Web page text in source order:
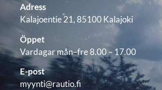
Adress
Kalajoentie 21, 85100 Kalajoki
Öppet
Vardagar mån–fre 8.00 – 17.00
E-post
myynti@rautio.fi